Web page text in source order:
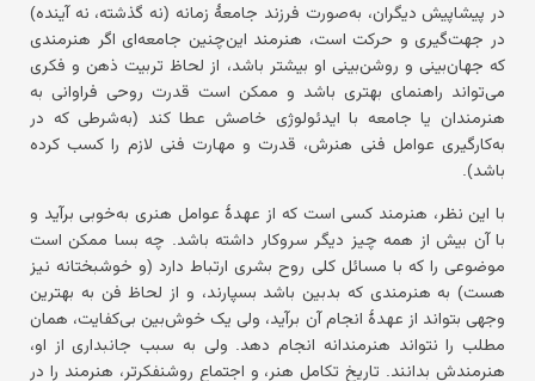
در پیشاپیش دیگران، به‌صورت فرزند جامعهٔ زمانه (نه گذشته، نه آینده)
در جهت‌گیری و حرکت است، هنرمند این‌چنین جامعه‌ای اگر هنرمندی
که جهان‌بینی و روشن‌بینی او بیشتر باشد، از لحاظ تربیت ذهن و فکری
می‌تواند راهنمای بهتری باشد و ممکن است قدرت روحی فراوانی به
هنرمندان یا جامعه با ایدئولوژی خاصش عطا کند (به‌شرطی که در
به‌کارگیری عوامل فنی هنرش، قدرت و مهارت فنی لازم را کسب کرده
باشد).
با این نظر، هنرمند کسی است که از عهدهٔ عوامل هنری به‌خوبی برآید و
با آن بیش از همه چیز دیگر سروکار داشته باشد. چه بسا ممکن است
موضوعی را که با مسائل کلی روح بشری ارتباط دارد (و خوشبختانه نیز
هست) به هنرمندی که بدبین باشد بسپارند، و از لحاظ فن به بهترین
وجهی بتواند از عهدهٔ انجام آن برآید، ولی یک خوش‌بین بی‌کفایت، همان
مطلب را نتواند هنرمندانه انجام دهد. ولی به سبب جانبداری از او،
هنرمندش بدانند. تاریخ تکامل هنر، و اجتماع روشنفکرتر، هنرمند را در